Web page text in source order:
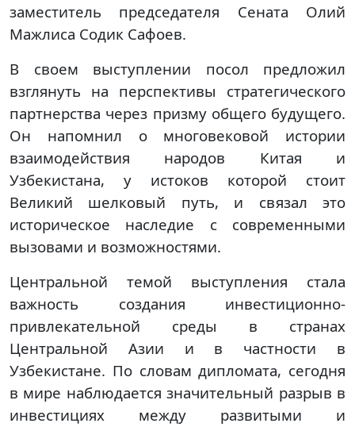
заместитель председателя Сената Олий
Мажлиса Содик Сафоев.
В своем выступлении посол предложил
взглянуть на перспективы стратегического
партнерства через призму общего будущего.
Он напомнил о многовековой истории
взаимодействия народов Китая и
Узбекистана, у истоков которой стоит
Великий шелковый путь, и связал это
историческое наследие с современными
вызовами и возможностями.
Центральной темой выступления стала
важность создания инвестиционно-
привлекательной среды в странах
Центральной Азии и в частности в
Узбекистане. По словам дипломата, сегодня
в мире наблюдается значительный разрыв в
инвестициях между развитыми и